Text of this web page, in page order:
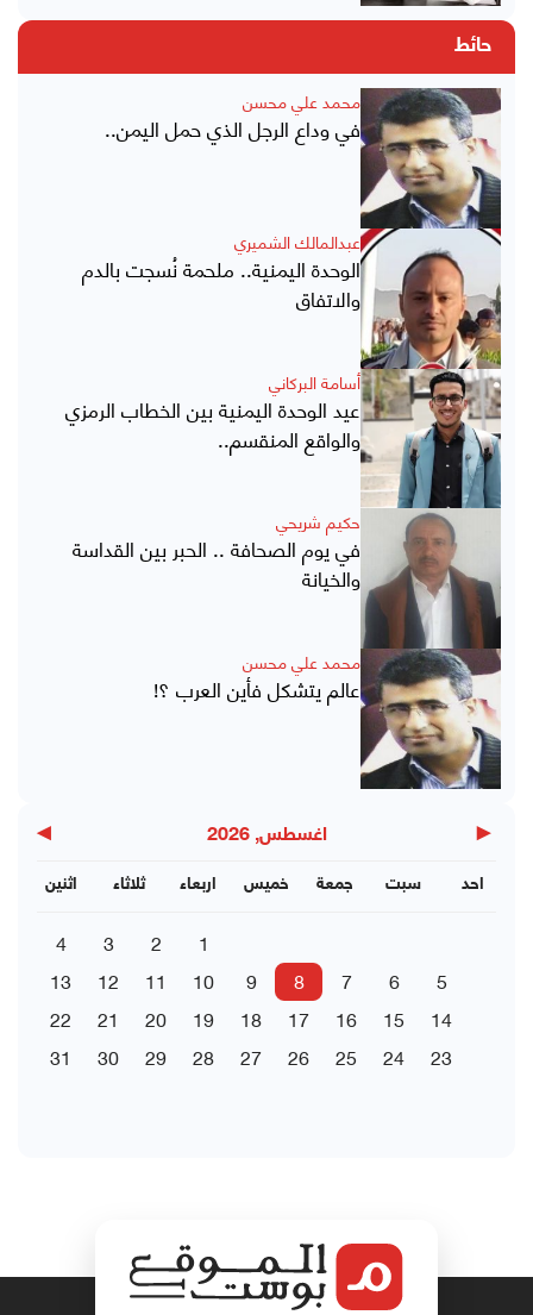
حائط
محمد علي محسن
في وداع الرجل الذي حمل اليمن..
عبدالمالك الشميري
الوحدة اليمنية.. ملحمة نُسجت بالدم
والاتفاق
أسامة البركاني
عيد الوحدة اليمنية بين الخطاب الرمزي
والواقع المنقسم..
حكيم شريحي
في يوم الصحافة .. الحبر بين القداسة
والخيانة
محمد علي محسن
عالم يتشكل فأين العرب ؟!
◀ اغسطس, 2026 ▶
اثنين ثلاثاء اربعاء خميس جمعة سبت احد
1
2
3
4
5
6
7
8
9
10
11
12
13
14
15
16
17
18
19
20
21
22
23
24
25
26
27
28
29
30
31